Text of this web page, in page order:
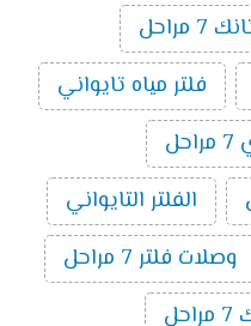
فلتر مياه تايواني
الفلتر التايواني
وصلات فلتر 7 مراحل